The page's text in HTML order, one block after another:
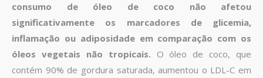
consumo de óleo de coco não afetou
significativamente os marcadores de glicemia,
inflamação ou adiposidade em comparação com os
óleos vegetais não tropicais. O óleo de coco, que
contém 90% de gordura saturada, aumentou o LDL-C em